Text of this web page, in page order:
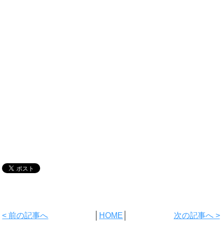
< 前の記事へ HOME 次の記事へ >